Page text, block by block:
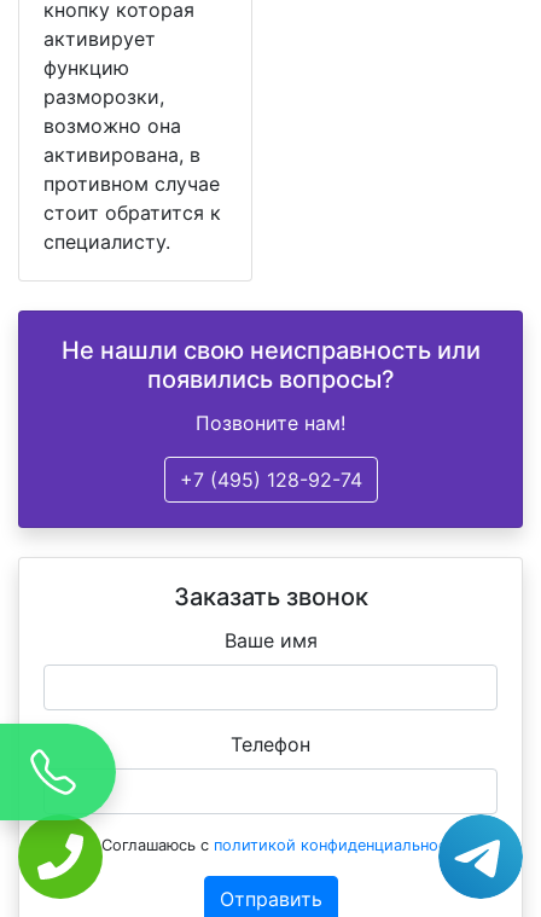
кнопку которая
активирует
функцию
разморозки,
возможно она
активирована, в
противном случае
стоит обратится к
специалисту.
Не нашли свою неисправность или
появились вопросы?
Позвоните нам!
+7 (495) 128-92-74
Заказать звонок
Ваше имя
Телефон
Соглашаюсь с политикой конфиденциальности
Отправить